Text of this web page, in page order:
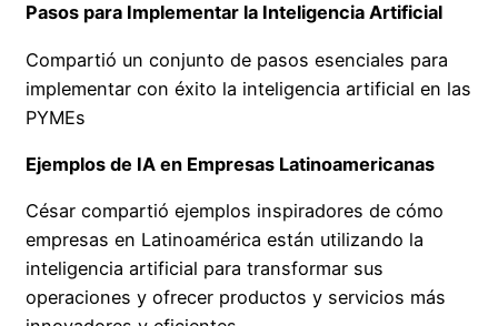
Pasos para Implementar la Inteligencia Artificial
Compartió un conjunto de pasos esenciales para
implementar con éxito la inteligencia artificial en las
PYMEs
Ejemplos de IA en Empresas Latinoamericanas
César compartió ejemplos inspiradores de cómo
empresas en Latinoamérica están utilizando la
inteligencia artificial para transformar sus
operaciones y ofrecer productos y servicios más